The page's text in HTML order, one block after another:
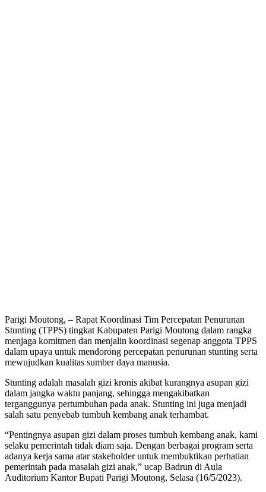
Parigi Moutong, – Rapat Koordinasi Tim Percepatan Penurunan
Stunting (TPPS) tingkat Kabupaten Parigi Moutong dalam rangka
menjaga komitmen dan menjalin koordinasi segenap anggota TPPS
dalam upaya untuk mendorong percepatan penurunan stunting serta
mewujudkan kualitas sumber daya manusia.
Stunting adalah masalah gizi kronis akibat kurangnya asupan gizi
dalam jangka waktu panjang, sehingga mengakibatkan
terganggunya pertumbuhan pada anak. Stunting ini juga menjadi
salah satu penyebab tumbuh kembang anak terhambat.
“Pentingnya asupan gizi dalam proses tumbuh kembang anak, kami
selaku pemerintah tidak diam saja. Dengan berbagai program serta
adanya kerja sama atar stakeholder untuk membuktikan perhatian
pemerintah pada masalah gizi anak,” ucap Badrun di Aula
Auditorium Kantor Bupati Parigi Moutong, Selasa (16/5/2023).